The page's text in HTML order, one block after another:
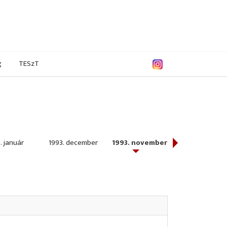
TESzT
január 1993. december 1993. november 1993. október